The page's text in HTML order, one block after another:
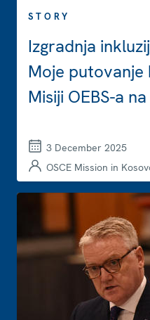
STORY
Izgradnja
Moje putovanje
Misiji OEBS-a
3 December 2025
OSCE Mission in